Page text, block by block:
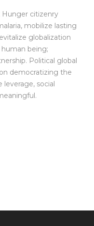
Fushë
Linda AL
citizenry
mobilize lasting
being;